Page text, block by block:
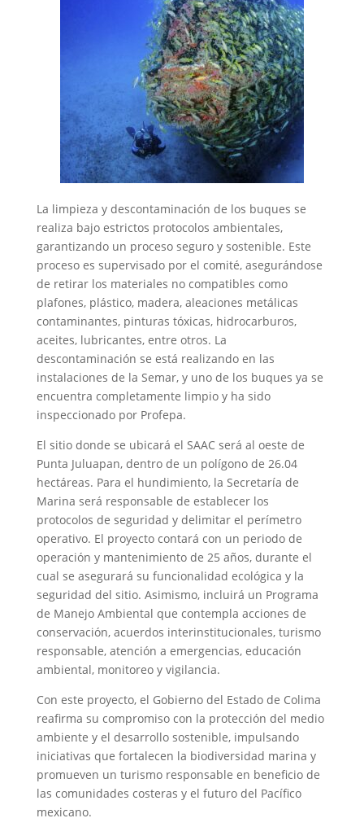
La limpieza y descontaminación de los buques se
realiza bajo estrictos protocolos ambientales,
garantizando un proceso seguro y sostenible. Este
proceso es supervisado por el comité, asegurándose
de retirar los materiales no compatibles como
plafones, plástico, madera, aleaciones metálicas
contaminantes, pinturas tóxicas, hidrocarburos,
aceites, lubricantes, entre otros. La
descontaminación se está realizando en las
instalaciones de la Semar, y uno de los buques ya se
encuentra completamente limpio y ha sido
inspeccionado por Profepa.
El sitio donde se ubicará el SAAC será al oeste de
Punta Juluapan, dentro de un polígono de 26.04
hectáreas. Para el hundimiento, la Secretaría de
Marina será responsable de establecer los
protocolos de seguridad y delimitar el perímetro
operativo. El proyecto contará con un periodo de
operación y mantenimiento de 25 años, durante el
cual se asegurará su funcionalidad ecológica y la
seguridad del sitio. Asimismo, incluirá un Programa
de Manejo Ambiental que contempla acciones de
conservación, acuerdos interinstitucionales, turismo
responsable, atención a emergencias, educación
ambiental, monitoreo y vigilancia.
Con este proyecto, el Gobierno del Estado de Colima
reafirma su compromiso con la protección del medio
ambiente y el desarrollo sostenible, impulsando
iniciativas que fortalecen la biodiversidad marina y
promueven un turismo responsable en beneficio de
las comunidades costeras y el futuro del Pacífico
mexicano.